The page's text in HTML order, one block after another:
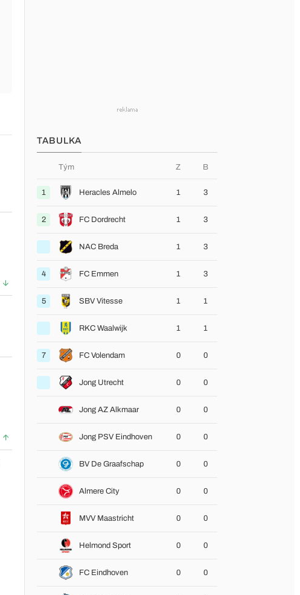
TABULKA
Tým Z B
1 Heracles Almelo 1 3
2 FC Dordrecht 1 3
NAC Breda 1 3
4 FC Emmen 1 3
5 SBV Vitesse 1 1
RKC Waalwijk 1 1
7 FC Volendam 0 0
Jong Utrecht 0 0
Jong AZ Alkmaar 0 0
Jong PSV Eindhoven 0 0
BV De Graafschap 0 0
Almere City 0 0
MVV Maastricht 0 0
Helmond Sport 0 0
FC Eindhoven 0 0